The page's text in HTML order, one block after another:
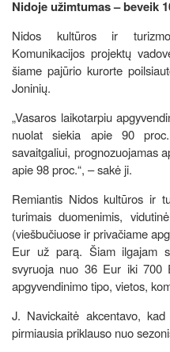
Nidoje užimtumas – beveik
Nidos kultūros ir
Komunikacijos projektų
šiame pajūrio kurorte
Joninių.
„Vasaros laikotarpiu
nuolat siekia apie 90
savaitgaliui, prognozuojamas
apie 98 proc.“, – sakė ji.
Remiantis Nidos kultūros ir
turimais duomenimis,
(viešbučiuose ir privačiame
Eur už parą. Šiam ilgajam
svyruoja nuo 36 Eur iki 700
apgyvendinimo tipo, vietos,
J. Navickaitė akcentavo,
pirmiausia priklauso nuo